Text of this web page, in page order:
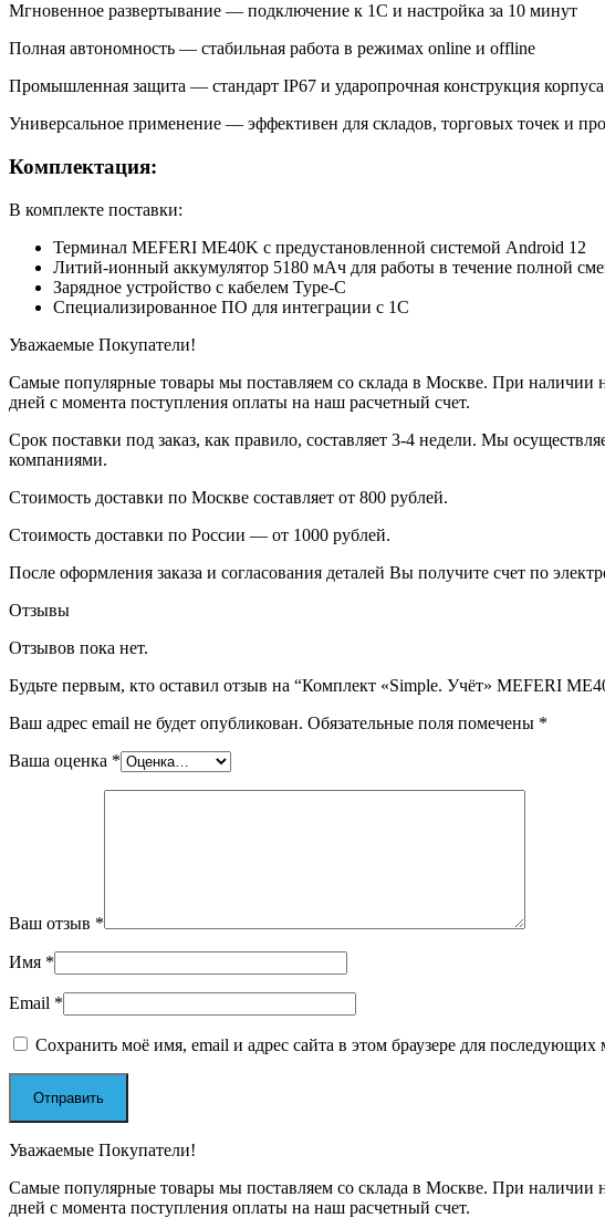
Мгновенное развертывание — подключение к 1С и настройка за 10 минут
Полная автономность — стабильная работа в режимах online и offline
Промышленная защита — стандарт IP67 и ударопрочная конструкция корпуса
Универсальное применение — эффективен для складов, торговых точек и
Комплектация:
В комплекте поставки:
Терминал MEFERI ME40K с предустановленной системой Android 12
Литий-ионный аккумулятор 5180 мАч для работы в течение полной
Зарядное устройство с кабелем Type-C
Специализированное ПО для интеграции с 1С
Уважаемые Покупатели!
Самые популярные товары мы поставляем со склада в Москве. При наличии
дней с момента поступления оплаты на наш расчетный счет.
Срок поставки под заказ, как правило, составляет 3-4 недели. Мы
компаниями.
Стоимость доставки по Москве составляет от 800 рублей.
Стоимость доставки по России — от 1000 рублей.
После оформления заказа и согласования деталей Вы получите счет по
Отзывы
Отзывов пока нет.
Будьте первым, кто оставил отзыв на “Комплект «Simple. Учёт» MEFERI
Ваш адрес email не будет опубликован. Обязательные поля помечены *
Ваша оценка *
Ваш отзыв *
Имя *
Email *
Сохранить моё имя, email и адрес сайта в этом браузере для
Уважаемые Покупатели!
Самые популярные товары мы поставляем со склада в Москве. При наличии
дней с момента поступления оплаты на наш расчетный счет.